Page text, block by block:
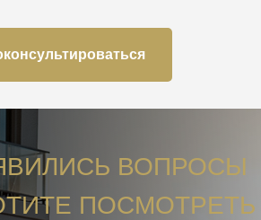
ВОПРОСЫ
ПОСМОТРЕТЬ